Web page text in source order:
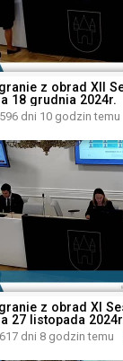
z obrad XII
18 grudnia 2024r.
596 dni 10 godzin temu
z obrad XI
27 listopada
617 dni 8 godzin temu